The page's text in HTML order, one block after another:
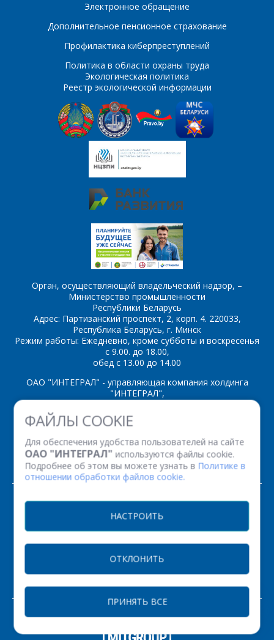
ФАЙЛЫ COOKIE
Для обеспечения удобства пользователей на сайте
ОАО "ИНТЕГРАЛ" используются файлы cookie.
Подробнее об этом вы можете узнать в Политике в
отношении обработки файлов cookie.
НАСТРОИТЬ
ОТКЛОНИТЬ
ПРИНЯТЬ ВСЕ
ПОИСК
Электронное обращение
Дополнительное пенсионное страхование
Профилактика киберпреступлений
Политика в области охраны труда
Экологическая политика
Реестр экологической информации
Орган, осуществляющий владельческий надзор, –
Министерство промышленности
Республики Беларусь
Адрес: Партизанский проспект, 2, корп. 4. 220033,
Республика Беларусь, г. Минск
Режим работы: Ежедневно, кроме субботы и воскресенья
с 9.00. до 18.00,
обед с 13.00 до 14.00
ОАО "ИНТЕГРАЛ" - управляющая компания холдинга
"ИНТЕГРАЛ",
ул. Казинца И.П., д.121А, комната 327, г. Минск, 220108,
Республика Беларусь
Факс: (+375 17) 338 12 94 УНП 100386629
Рег. номер 100386629 от 01.08.2013 г.
© 2026. Все права защищены.
РАЗРАБОТКА САЙТА
ЗАКАЗАТЬ
Организация*
Телефон*
E-mail*
Интересующий товар/
услуга, их количество
*
Комментарий*
*- обязательные
поля
ОТПРАВИТЬ
Интересующий товар/
услуга
Сообщение*
Я согласен на
персональных данных*
*- обязательные
поля
ОТПРАВИТЬ